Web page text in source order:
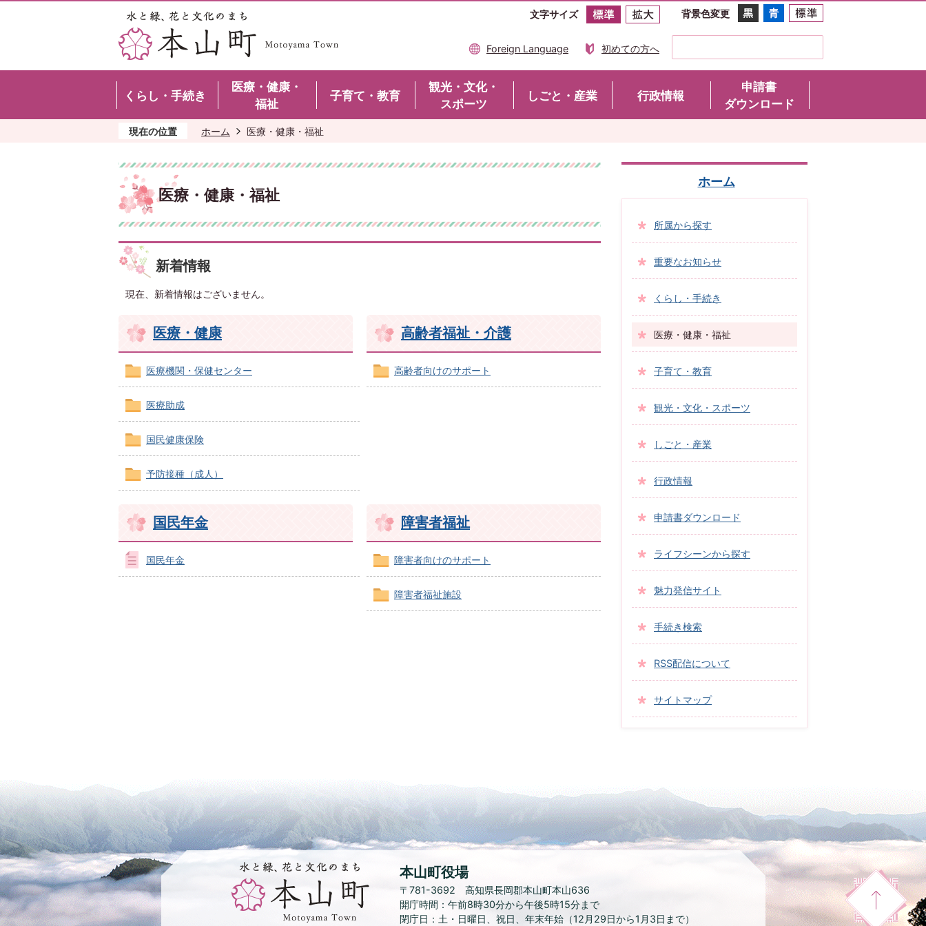
文字サイズ 背景色変更
Foreign Language 初めての方へ
くらし・手続き
医療・健康・
福祉
子育て・教育
観光・文化・
スポーツ
しごと・産業 行政情報
申請書
ダウンロード
現在の位置 ホーム 医療・健康・福祉
医療・健康・福祉
新着情報
現在、新着情報はございません。
医療・健康
医療機関・保健センター
医療助成
国民健康保険
予防接種（成人）
高齢者福祉・介護
高齢者向けのサポート
国民年金
国民年金
障害者福祉
障害者向けのサポート
障害者福祉施設
ホーム
所属から探す
重要なお知らせ
くらし・手続き
医療・健康・福祉
子育て・教育
観光・文化・スポーツ
しごと・産業
行政情報
申請書ダウンロード
ライフシーンから探す
魅力発信サイト
手続き検索
RSS配信について
サイトマップ
水
と
緑、
花
と
本山町役場
〒781-3692 高知県長岡郡本山町本山636
開庁時間：午前8時30分から午後5時15分まで
閉庁日：土・日曜日、祝日
年末年始（12月29日から1月3日まで）